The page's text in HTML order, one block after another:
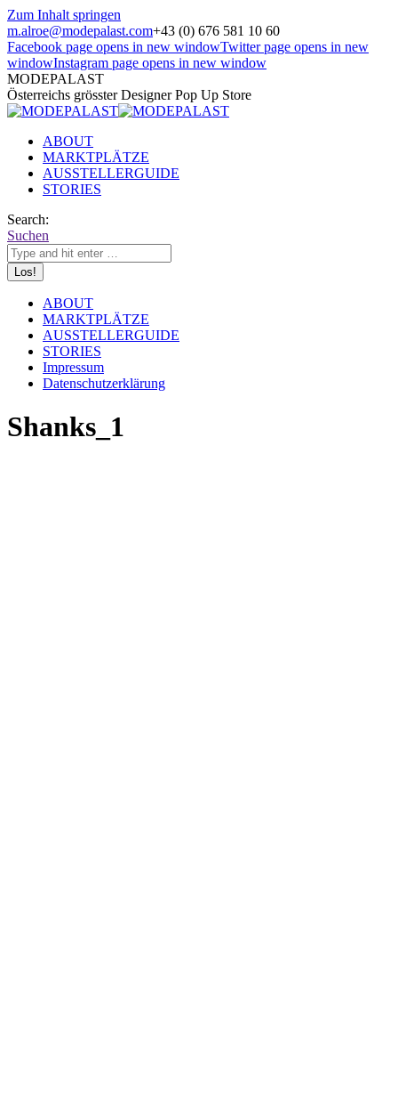
Zum Inhalt springen
m.alroe@modepalast.com+43 (0) 676 581 10 60
Facebook page opens in new windowTwitter page opens in new
windowInstagram page opens in new window
MODEPALAST
Österreichs grösster Designer Pop Up Store
ABOUT
MARKTPLÄTZE
AUSSTELLERGUIDE
STORIES
Search:
Suchen
ABOUT
MARKTPLÄTZE
AUSSTELLERGUIDE
STORIES
Impressum
Datenschutzerklärung
Shanks_1